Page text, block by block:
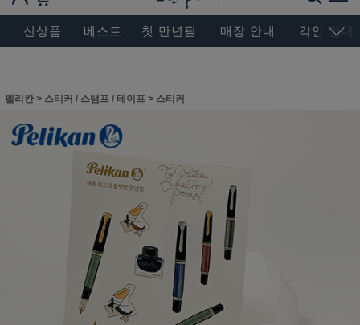
BESEN MASTERPIECE, SINCE 2004
신상품 베스트 첫 만년필 매장 안내 각인 안내
펠리칸 > 스티커 / 스탬프 / 테이프 > 스티커